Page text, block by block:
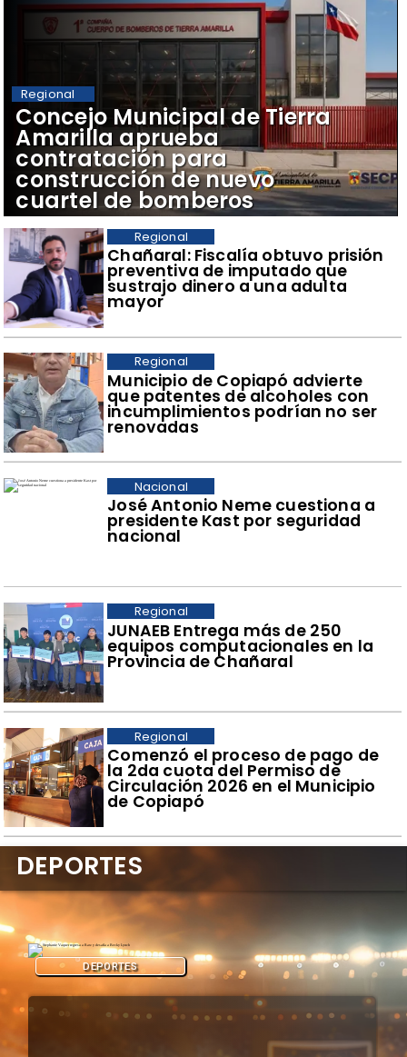
Chañaral: Fiscalía obtuvo prisión
preventiva de imputado que
sustrajo dinero a una adulta
mayor
Regional
Municipio de Copiapó advierte
que patentes de alcoholes con
incumplimientos podrían no ser
renovadas
Regional
José Antonio Neme cuestiona a
presidente Kast por seguridad
nacional
Nacional
​JUNAEB Entrega más de 250
equipos computacionales en la
Provincia de Chañaral
Regional
​Comenzó el proceso de pago de
la 2da cuota del Permiso de
Circulación 2026 en el Municipio
de Copiapó
Regional
Concejo Municipal de Tierra
Amarilla aprueba
contratación para
construcción de nuevo
cuartel de bomberos
Regional
DEPORTES
DEPORTES